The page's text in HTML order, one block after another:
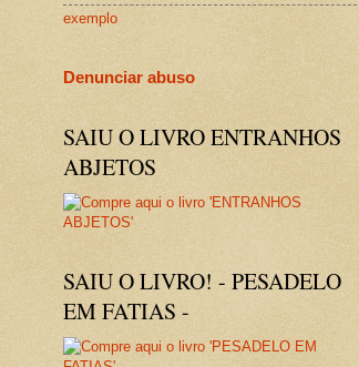
exemplo
Denunciar abuso
SAIU O LIVRO ENTRANHOS
ABJETOS
SAIU O LIVRO! - PESADELO
EM FATIAS -